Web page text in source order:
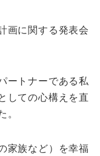
画に関する発表会
ートナーである私
しての心構えを直
家族など）を幸福